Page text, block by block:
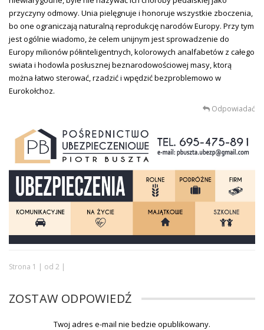
przyczyny odmowy. Unia pielęgnuje i honoruje wszystkie zboczenia,
bo one ograniczają naturalną reprodukcję narodów Europy. Przy tym
jest ogólnie wiadomo, że celem unijnym jest sprowadzenie do
Europy milionów półinteligentnych, kolorowych analfabetów z całego
swiata i hodowla posłusznej beznarodowościowej masy, ktorą
można łatwo sterować, rzadzić i wpędzić bezproblemowo w
Eurokołchoz.
Odpowiadać
Strona 1 | od 2 |
ZOSTAW ODPOWIEDŹ
Twoj adres e-mail nie bedzie opublikowany.